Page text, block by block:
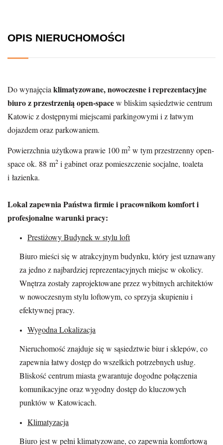
OPIS NIERUCHOMOŚCI
Do wynajęcia klimatyzowane, nowoczesne i reprezentacyjne
biuro z przestrzenią open-spacew bliskim sąsiedztwie centrum
Katowic z dostępnymi miejscami parkingowymi i z łatwym
dojazdem oraz parkowaniem.
Powierzchnia użytkowa prawie 100 m2 w tym przestrzenny open-
space ok. 88 m2 i gabinet oraz pomieszczenie socjalne, toaleta
i łazienka.
Lokal zapewnia Państwa firmie i pracownikom komfort i
profesjonalne warunki pracy:
Prestiżowy Budynek w stylu loft
Biuro mieści się w atrakcyjnym budynku, który jest uznawany
za jedno z najbardziej reprezentacyjnych miejsc w okolicy.
Wnętrza zostały zaprojektowane przez wybitnych architektów
w nowoczesnym stylu loftowym, co sprzyja skupieniu i
efektywnej pracy.
Wygodna Lokalizacja
Nieruchomość znajduje się w sąsiedztwie biur i sklepów, co
zapewnia łatwy dostęp do wszelkich potrzebnych usług.
Bliskość centrum miasta gwarantuje dogodne połączenia
komunikacyjne oraz wygodny dostęp do kluczowych
punktów w Katowicach.
Klimatyzacja
Biuro jest w pełni klimatyzowane, co zapewnia komfortową